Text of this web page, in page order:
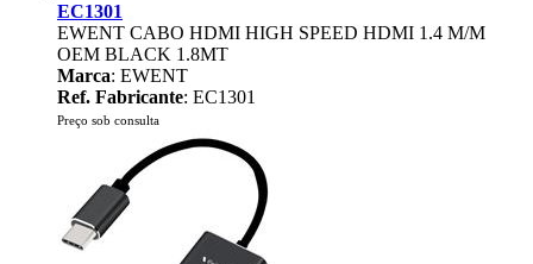
EC1301
EWENT CABO HDMI HIGH SPEED HDMI 1.4 M/M
OEM BLACK 1.8MT
Marca: EWENT
Ref. Fabricante: EC1301
Preço sob consulta